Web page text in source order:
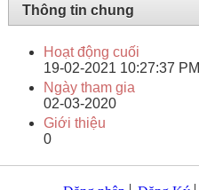
Thông tin chung
Hoạt động cuối
19-02-2021 10:27:37 PM
Ngày tham gia
02-03-2020
Giới thiệu
0